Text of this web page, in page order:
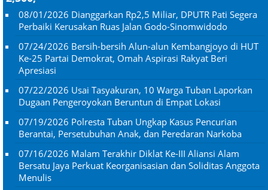
08/01/2026 Dianggarkan Rp2,5 Miliar, DPUTR Pati Segera
Perbaiki Kerusakan Ruas Jalan Godo-Sinomwidodo
07/24/2026 Bersih-bersih Alun-alun Kembangjoyo di HUT
Ke-25 Partai Demokrat, Omah Aspirasi Rakyat Beri
Apresiasi
07/22/2026 Usai Tasyakuran, 10 Warga Tuban Laporkan
Dugaan Pengeroyokan Beruntun di Empat Lokasi
07/19/2026 Polresta Tuban Ungkap Kasus Pencurian
Berantai, Persetubuhan Anak, dan Peredaran Narkoba
07/16/2026 Malam Terakhir Diklat Ke-III Aliansi Alam
Bersatu Jaya Perkuat Keorganisasian dan Soliditas Anggota
Menulis